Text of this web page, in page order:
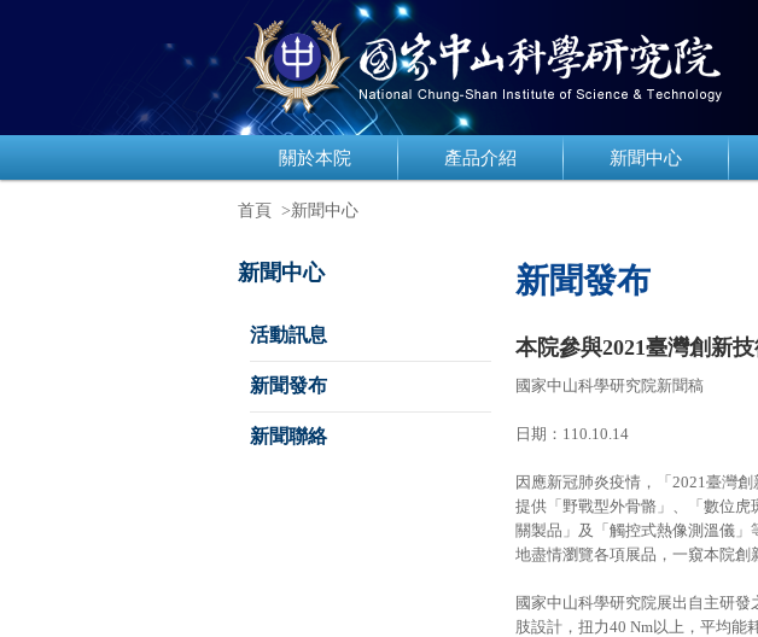
關於本院 產品介紹 新聞中心
首頁 >新聞中心
新聞中心
活動訊息
新聞發布
新聞聯絡
新聞發布
本院參與2021臺灣創新
國家中山科學研究院新聞稿
日期：110.10.14
因應新冠肺炎疫情，「2021臺灣
提供「野戰型外骨骼」、「數位
關製品」及「觸控式熱像測溫儀
地盡情瀏覽各項展品，一窺本院創
國家中山科學研究院展出自主研
肢設計，扭力40 Nm以上，平均能